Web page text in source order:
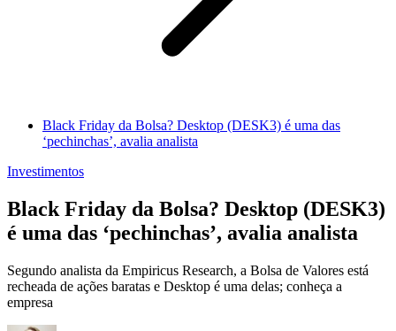
Black Friday da Bolsa? Desktop (DESK3) é uma das
‘pechinchas’, avalia analista
Investimentos
Black Friday da Bolsa? Desktop (DESK3)
é uma das ‘pechinchas’, avalia analista
Segundo analista da Empiricus Research, a Bolsa de Valores está
recheada de ações baratas e Desktop é uma delas; conheça a
empresa